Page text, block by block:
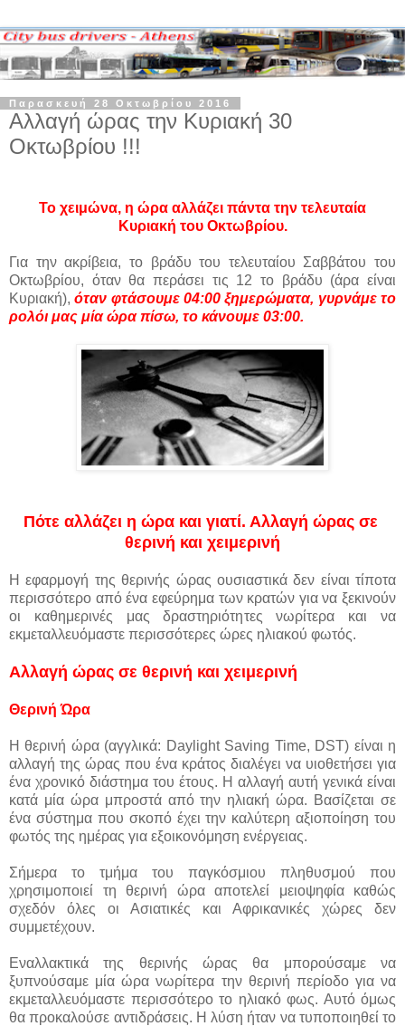
Παρασκευή 28 Οκτωβρίου 2016
Αλλαγή ώρας την Κυριακή 30
Οκτωβρίου !!!
Το χειμώνα, η ώρα αλλάζει πάντα την τελευταία
Κυριακή του Οκτωβρίου.
Για την ακρίβεια, το βράδυ του τελευταίου Σαββάτου του
Οκτωβρίου, όταν θα περάσει τις 12 το βράδυ (άρα είναι
Κυριακή),όταν φτάσουμε 04:00 ξημερώματα, γυρνάμε το
ρολόι μας μία ώρα πίσω, το κάνουμε 03:00.
Πότε αλλάζει η ώρα και γιατί. Αλλαγή ώρας σε
θερινή και χειμερινή
Η εφαρμογή της θερινής ώρας ουσιαστικά δεν είναι τίποτα
περισσότερο από ένα εφεύρημα των κρατών για να ξεκινούν
οι καθημερινές μας δραστηριότητες νωρίτερα και να
εκμεταλλευόμαστε περισσότερες ώρες ηλιακού φωτός.
Αλλαγή ώρας σε θερινή και χειμερινή
Θερινή Ώρα
Η θερινή ώρα (αγγλικά: Daylight Saving Time, DST) είναι η
αλλαγή της ώρας που ένα κράτος διαλέγει να υιοθετήσει για
ένα χρονικό διάστημα του έτους. Η αλλαγή αυτή γενικά είναι
κατά μία ώρα μπροστά από την ηλιακή ώρα. Βασίζεται σε
ένα σύστημα που σκοπό έχει την καλύτερη αξιοποίηση του
φωτός της ημέρας για εξοικονόμηση ενέργειας.
Σήμερα το τμήμα του παγκόσμιου πληθυσμού που
χρησιμοποιεί τη θερινή ώρα αποτελεί μειοψηφία καθώς
σχεδόν όλες οι Ασιατικές και Αφρικανικές χώρες δεν
συμμετέχουν.
Εναλλακτικά της θερινής ώρας θα μπορούσαμε να
ξυπνούσαμε μία ώρα νωρίτερα την θερινή περίοδο για να
εκμεταλλευόμαστε περισσότερο το ηλιακό φως. Αυτό όμως
θα προκαλούσε αντιδράσεις. Η λύση ήταν να τυποποιηθεί το